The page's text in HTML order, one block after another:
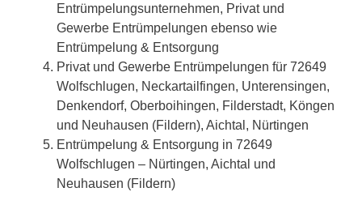
Entrümpelungsunternehmen, Privat und
Gewerbe Entrümpelungen ebenso wie
Entrümpelung & Entsorgung
Privat und Gewerbe Entrümpelungen für 72649
Wolfschlugen, Neckartailfingen, Unterensingen,
Denkendorf, Oberboihingen, Filderstadt, Köngen
und Neuhausen (Fildern), Aichtal, Nürtingen
Entrümpelung & Entsorgung in 72649
Wolfschlugen – Nürtingen, Aichtal und
Neuhausen (Fildern)